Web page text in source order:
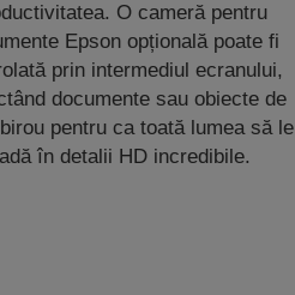
O cameră pentru
Epson opțională poate fi
prin intermediul ecranului,
documente sau obiecte de
pentru ca toată lumea să le
în detalii HD incredibile.